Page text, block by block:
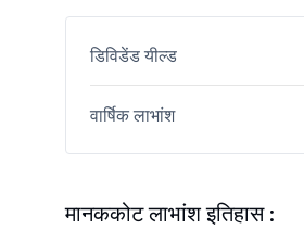
डिविडेंड यील्ड
वार्षिक लाभांश
मानककोट लाभांश इतिहास :